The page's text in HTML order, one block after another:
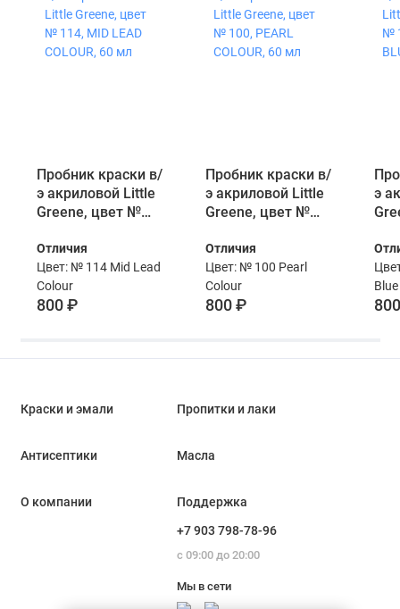
Пробник краски в/
э акриловой Little
Greene, цвет №
COLOUR, 60 мл
Отличия
Цвет: № 114 Mid Lead
Colour
800 ₽
Пробник краски в/
э акриловой Little
Greene, цвет №
COLOUR, 60 мл
Отличия
Цвет: № 100 Pearl
Colour
800 ₽
э
Blue
Краски и эмали Пропитки и лаки
Антисептики Масла
О компании
Поддержка
+7 903 798-78-96
с 09:00 до 20:00
Мы в сети